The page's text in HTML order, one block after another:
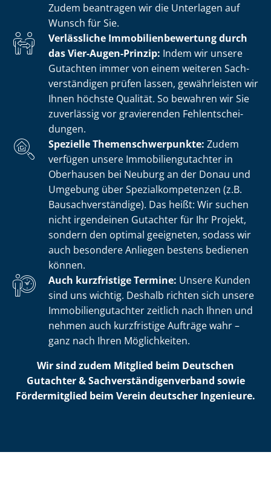
Zudem beantragen wir die Unterlagen auf
Wunsch für Sie.
Verlässliche Im­mo­bi­li­en­be­wer­tung durch
das Vier-Augen-Prinzip: Indem wir unsere
Gutachten immer von einem weiteren Sach­
ver­stän­di­gen prüfen lassen, gewährleisten wir
Ihnen höchste Qualität. So bewahren wir Sie
zuverlässig vor gravierenden Fehl­ent­schei­
dun­gen.
Spezielle The­men­schwer­punk­te: Zudem
verfügen unsere Im­mo­bi­li­en­gut­ach­ter in
Oberhausen bei Neuburg an der Donau und
Umgebung über Spe­zi­al­kom­pe­ten­zen (z.B.
Bau­sach­ver­stän­di­ge). Das heißt: Wir suchen
nicht irgendeinen Gutachter für Ihr Projekt,
sondern den optimal geeigneten, sodass wir
auch besondere Anliegen bestens bedienen
können.
Auch kurzfristige Termine: Unsere Kunden
sind uns wichtig. Deshalb richten sich unsere
Im­mo­bi­li­en­gut­ach­ter zeitlich nach Ihnen und
nehmen auch kurzfristige Aufträge wahr –
ganz nach Ihren Möglichkeiten.
Wir sind zudem Mitglied beim Deutschen
Gutachter & Sach­ver­stän­di­gen­ver­band sowie
Fördermitglied beim Verein deutscher Ingenieure.